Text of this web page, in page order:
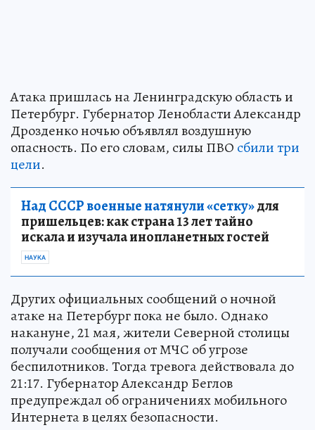
Атака пришлась на Ленинградскую область и
Петербург. Губернатор Ленобласти Александр
Дрозденко ночью объявлял воздушную
опасность. По его словам, силы ПВО сбили три
цели.
Над СССР военные натянули «сетку»для
пришельцев: как страна 13 лет тайно
искала и изучала инопланетных гостей
НАУКА
Других официальных сообщений о ночной
атаке на Петербург пока не было. Однако
накануне, 21 мая, жители Северной столицы
получали сообщения от МЧС об угрозе
беспилотников. Тогда тревога действовала до
21:17. Губернатор Александр Беглов
предупреждал об ограничениях мобильного
Интернета в целях безопасности.